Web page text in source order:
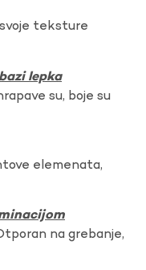
teksture
lepka
su, boje su
elemenata,
na grebanje,